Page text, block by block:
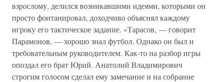
взрослому, делился возникавшими идеями, которыми он
просто фонтанировал, доходчиво объяснял каждому
игроку его тактическое задание. «Тарасов, — говорит
Парамонов, — хорошо знал футбол. Однако он был и
требовательным руководителем. Как-то на разбор игры
опоздал его брат Юрий. Анатолий Владимирович
строгим голосом сделал ему замечание и на собрание